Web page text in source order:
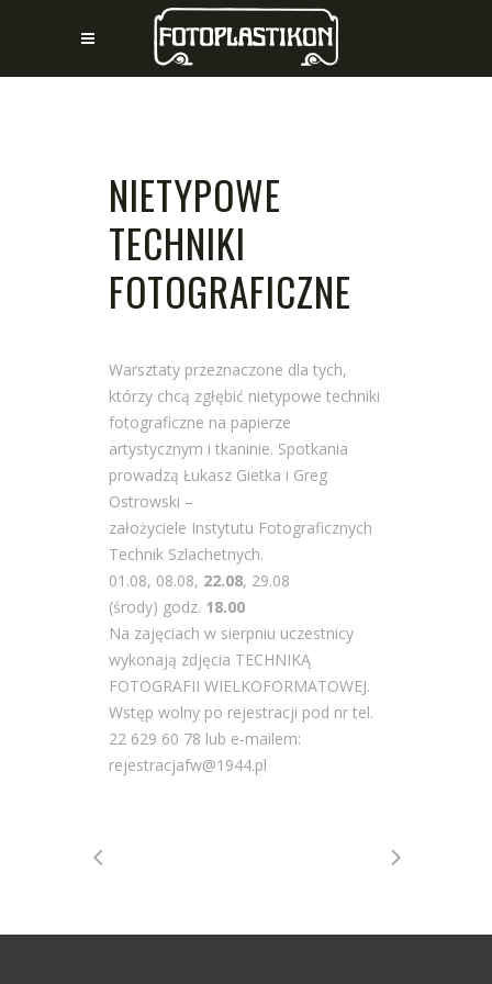
NIETYPOWE
TECHNIKI
FOTOGRAFICZNE
Warsztaty przeznaczone dla tych,
którzy chcą zgłębić nietypowe techniki
fotograficzne na papierze
artystycznym i tkaninie. Spotkania
prowadzą Łukasz Gietka i Greg
Ostrowski –
założyciele Instytutu Fotograficznych
Technik Szlachetnych.
01.08, 08.08, 22.08, 29.08
(środy) godz. 18.00
Na zajęciach w sierpniu uczestnicy
wykonają zdjęcia TECHNIKĄ
FOTOGRAFII WIELKOFORMATOWEJ.
Wstęp wolny po rejestracji pod nr tel.
22 629 60 78 lub e-mailem:
rejestracjafw@1944.pl